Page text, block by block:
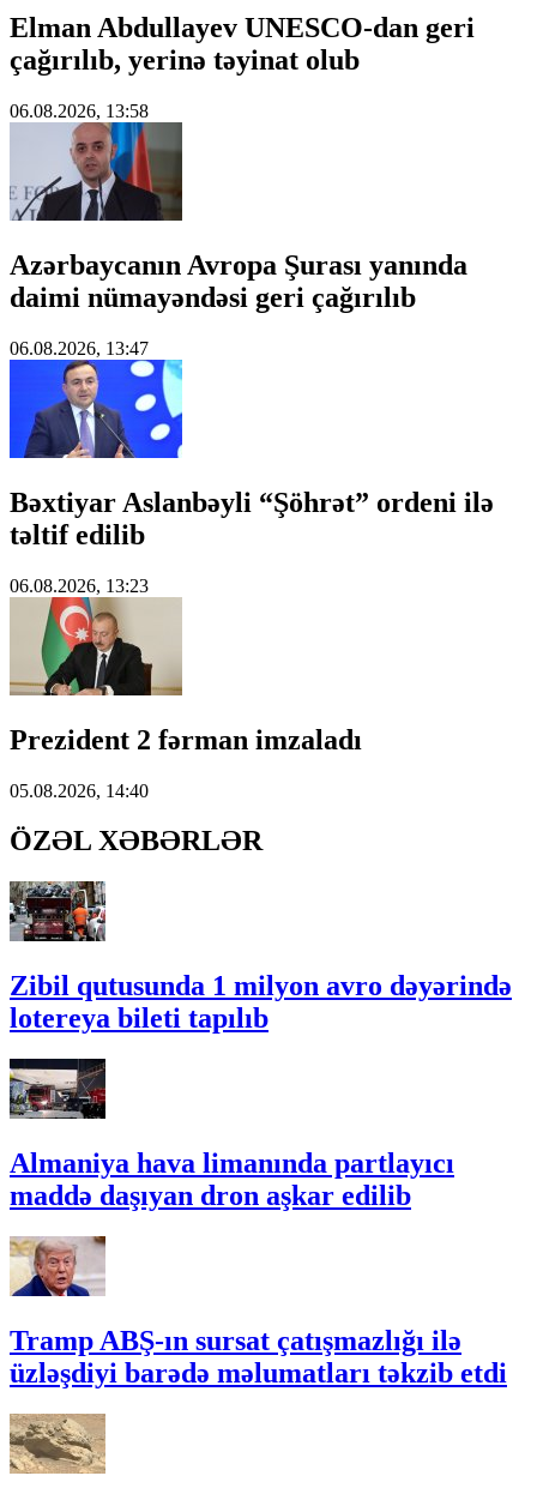
Elman Abdullayev UNESCO-dan geri
çağırılıb, yerinə təyinat olub
06.08.2026, 13:58
Azərbaycanın Avropa Şurası yanında
daimi nümayəndəsi geri çağırılıb
06.08.2026, 13:47
Bəxtiyar Aslanbəyli “Şöhrət” ordeni ilə
təltif edilib
06.08.2026, 13:23
Prezident 2 fərman imzaladı
05.08.2026, 14:40
ÖZƏL XƏBƏRLƏR
Zibil qutusunda 1 milyon avro dəyərində
lotereya bileti tapılıb
Almaniya hava limanında partlayıcı
maddə daşıyan dron aşkar edilib
Tramp ABŞ-ın sursat çatışmazlığı ilə
üzləşdiyi barədə məlumatları təkzib etdi